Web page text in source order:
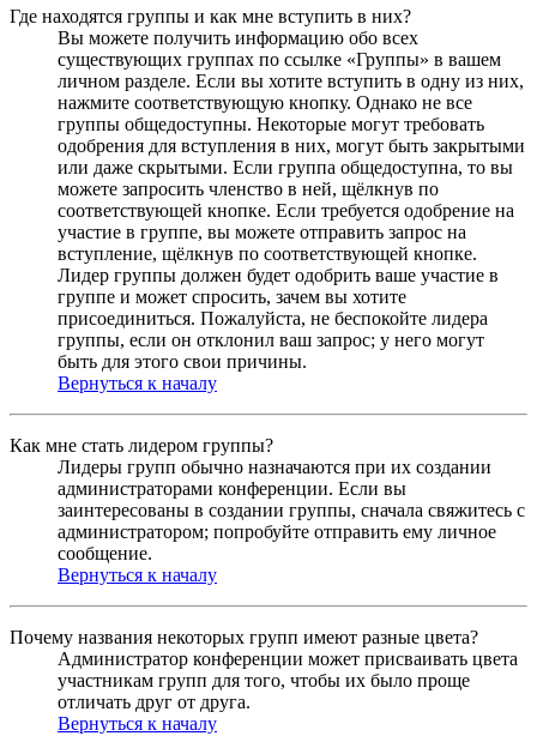
Где находятся группы и как мне вступить в них?
Вы можете получить информацию обо всех
существующих группах по ссылке «Группы» в вашем
личном разделе. Если вы хотите вступить в одну из них,
нажмите соответствующую кнопку. Однако не все
группы общедоступны. Некоторые могут требовать
одобрения для вступления в них, могут быть закрытыми
или даже скрытыми. Если группа общедоступна, то вы
можете запросить членство в ней, щёлкнув по
соответствующей кнопке. Если требуется одобрение на
участие в группе, вы можете отправить запрос на
вступление, щёлкнув по соответствующей кнопке.
Лидер группы должен будет одобрить ваше участие в
группе и может спросить, зачем вы хотите
присоединиться. Пожалуйста, не беспокойте лидера
группы, если он отклонил ваш запрос; у него могут
быть для этого свои причины.
Вернуться к началу
Как мне стать лидером группы?
Лидеры групп обычно назначаются при их создании
администраторами конференции. Если вы
заинтересованы в создании группы, сначала свяжитесь с
администратором; попробуйте отправить ему личное
сообщение.
Вернуться к началу
Почему названия некоторых групп имеют разные цвета?
Администратор конференции может присваивать цвета
участникам групп для того, чтобы их было проще
отличать друг от друга.
Вернуться к началу